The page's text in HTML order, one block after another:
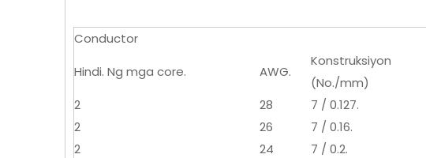
Conductor
Hindi. Ng mga core. AWG.
Konstruksiyon
(No./mm)
2
28 7 / 0.127.
2
26 7 / 0.16.
2
24 7 / 0.2.